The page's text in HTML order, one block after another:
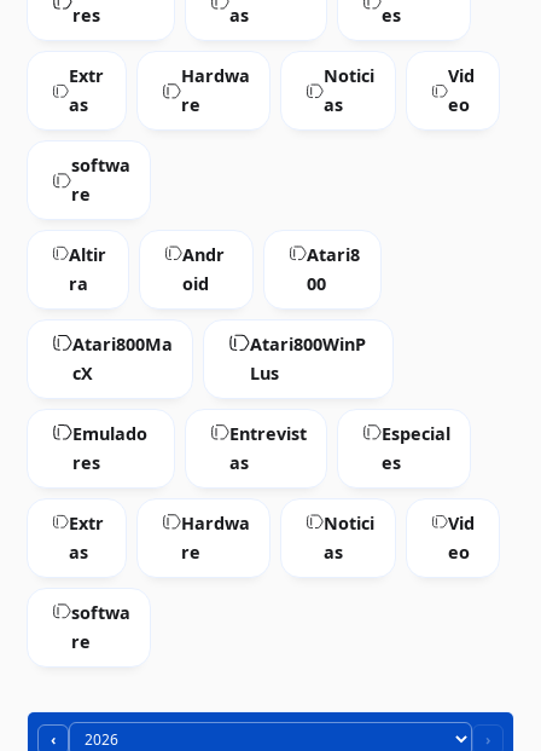
res
as
es
Extr
as
Hardwa
re
Notici
as
Vid
eo
softwa
re
Altir
ra
Andr
oid
Atari8
00
Atari800Ma
cX
Atari800WinP
Lus
Emulado
res
Entrevist
as
Especial
es
Extr
as
Hardwa
re
Notici
as
Vid
eo
softwa
re
‹ ›